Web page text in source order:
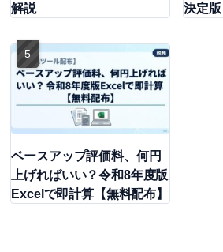
解説
決定版
ベースアップ評価料、何円
上げればいい？令和8年度版
Excelで即計算【無料配布】